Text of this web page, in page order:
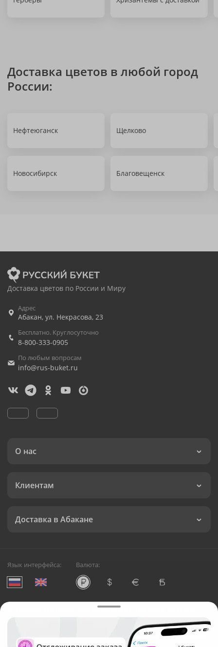
Доставка цветов в любой город
России:
Нефтеюганск Щелково
Новосибирск Благовещенск
Доставка цветов по России и Миру
Адрес
Абакан, ул. Некрасова, 23
Бесплатно. Круглосуточно
8-800-333-0905
По любым вопросам
info@rus-buket.ru
О нас
Клиентам
Доставка в Абакане
Язык интерфейса: Валюта:
Служба круглосуточной доставки цветов в Абакане
Русский Букет, 2026
Общество с ограниченной ответственностью «Технология»